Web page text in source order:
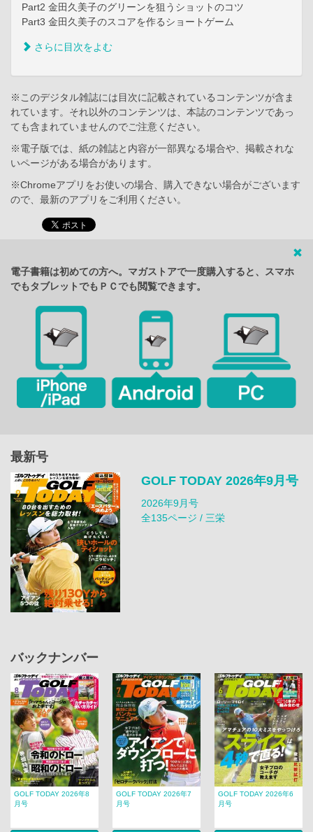
Part2 金田久美子のグリーンを狙うショットのコツ
Part3 金田久美子のスコアを作るショートゲーム
さらに目次をよむ
※このデジタル雑誌には目次に記載されているコンテンツが含ま
れています。それ以外のコンテンツは、本誌のコンテンツであっ
ても含まれていませんのでご注意ください。
※電子版では、紙の雑誌と内容が一部異なる場合や、掲載されな
いページがある場合があります。
※Chromeアプリをお使いの場合、購入できない場合がございます
ので、最新のアプリをご利用ください。
電子書籍は初めての方へ。マガストアで一度購入すると、スマホ
でもタブレットでもＰＣでも閲覧できます。
最新号
GOLF TODAY 2026年9月号
2026年9月号
全135ページ / 三栄
バックナンバー
GOLF TODAY 2026年8
月号
GOLF TODAY 2026年7
月号
GOLF TODAY 2026年6
月号